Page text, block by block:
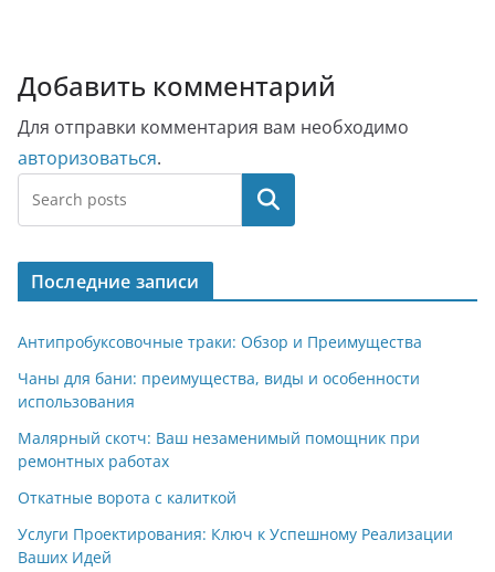
Добавить комментарий
Для отправки комментария вам необходимо
авторизоваться.
Поиск
Последние записи
Антипробуксовочные траки: Обзор и Преимущества
Чаны для бани: преимущества, виды и особенности
использования
Малярный скотч: Ваш незаменимый помощник при
ремонтных работах
Откатные ворота с калиткой
Услуги Проектирования: Ключ к Успешному Реализации
Ваших Идей